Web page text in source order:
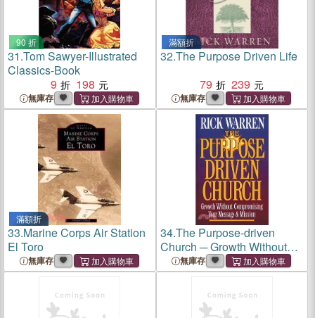
90 折
31.Tom Sawyer-Illustrated
Classics-Book
9
198
無庫存
滿額折
32.The Purpose Driven Life
79
239
無庫存
滿額折
33.Marine Corps Air Station
El Toro
無庫存
34.The Purpose-driven
Church ─ Growth Without
Compromising Your
Message And Mission
無庫存